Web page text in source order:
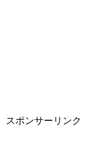
スポンサーリンク